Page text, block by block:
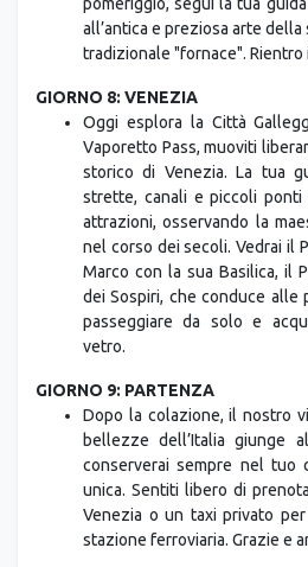
dove il tuo bagaglio ti
pomeriggio, segui la tua
tradizionale "fornace". Rientro
GIORNO 8: VENEZIA
Oggi esplora la Città
Vaporetto Pass, muoviti
storico di Venezia. La tua
strette, canali e piccoli
attrazioni, osservando la
nel corso dei secoli. Vedrai il
Marco con la sua Basilica, il
dei Sospiri, che conduce alle
vetro.
GIORNO 9: PARTENZA
Dopo la colazione, il nostro
bellezze dell’Italia giunge
conserverai sempre nel tuo
unica. Sentiti libero di